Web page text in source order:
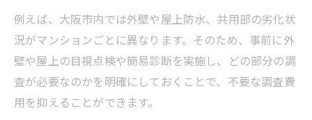
例えば、大阪市内では外壁や屋上防水、共用部の劣化状
況がマンションごとに異なります。そのため、事前に外
壁や屋上の目視点検や簡易診断を実施し、どの部分の調
査が必要なのかを明確にしておくことで、不要な調査費
用を抑えることができます。